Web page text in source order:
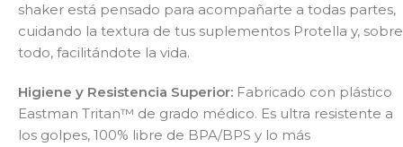
shaker está pensado para acompañarte a todas partes,
cuidando la textura de tus suplementos Protella y, sobre
todo, facilitándote la vida.
Higiene y Resistencia Superior: Fabricado con plástico
Eastman Tritan™ de grado médico. Es ultra resistente a
los golpes, 100% libre de BPA/BPS y lo más